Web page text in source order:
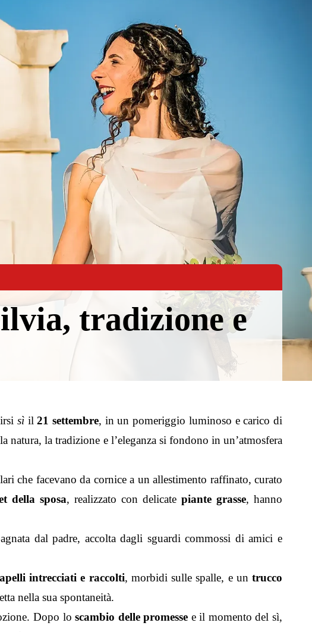
GALLERIA
tradizione e
sìil21 settembre, in un pomeriggio luminoso e carico di
natura, la tradizione e l’eleganza si fondono in un’atmosfera
che facevano da cornice a un allestimento raffinato, curato
della sposa, realizzato con delicate piante grasse, hanno
dal padre, accolta dagli sguardi commossi di amici e
intrecciati e raccolti, morbidi sulle spalle, e un trucco
nella sua spontaneità.
Dopo loscambio delle promesse e il momento del sì,